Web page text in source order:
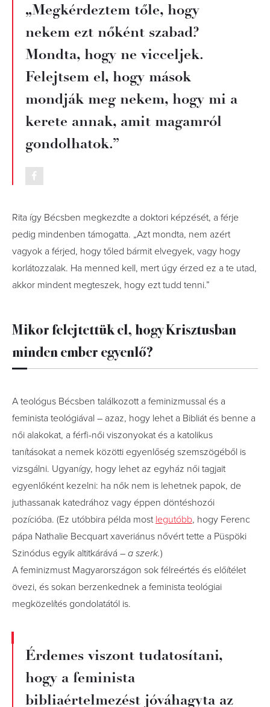
„Megkérdeztem tőle, hogy
nekem ezt nőként szabad?
Mondta, hogy ne vicceljek.
Felejtsem el, hogy mások
mondják meg nekem, hogy mi a
kerete annak, amit magamról
gondolhatok.”
Rita így Bécsben megkezdte a doktori képzését, a férje
pedig mindenben támogatta. „Azt mondta, nem azért
vagyok a férjed, hogy tőled bármit elvegyek, vagy hogy
korlátozzalak. Ha menned kell, mert úgy érzed ez a te utad,
akkor mindent megteszek, hogy ezt tudd tenni.”
Mikor felejtettük el, hogy Krisztusban
minden ember egyenlő?
A teológus Bécsben találkozott a feminizmussal és a
feminista teológiával – azaz, hogy lehet a Bibliát és benne a
női alakokat, a férfi-női viszonyokat és a katolikus
tanításokat a nemek közötti egyenlőség szemszögéből is
vizsgálni. Ugyanígy, hogy lehet az egyház női tagjait
egyenlőként kezelni: ha nők nem is lehetnek papok, de
juthassanak katedrához vagy éppen döntéshozói
pozícióba. (Ez utóbbira példa most legutóbb, hogy Ferenc
pápa Nathalie Becquart xaveriánus nővért tette a Püspöki
Szinódus egyik altitkárává – a szerk.)
A feminizmust Magyarországon sok félreértés és előítélet
övezi, és sokan berzenkednek a feminista teológiai
megközelítés gondolatától is.
Érdemes viszont tudatosítani,
hogy a feminista
bibliaértelmezést jóváhagyta az